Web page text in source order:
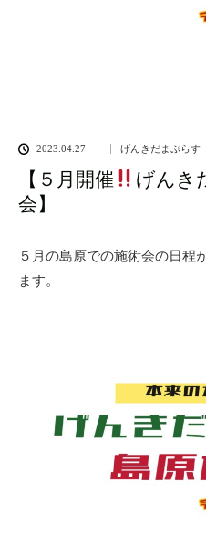
2023.04.27 げんきだまぷらす
【５月開催
げんき
会】
５月の島原での施術会の日程
ます。